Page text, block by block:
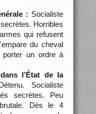
: Socialiste
Horribles
qui refusent
du cheval
porter un ordre à
l’État de la
Socialiste
secrètes. Peu
Dès le 4